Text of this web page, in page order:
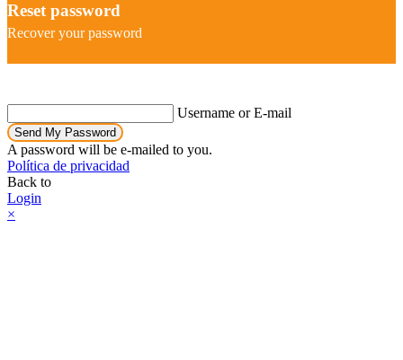
Reset password
Recover your password
Username or E-mail
Send My Password
A password will be e-mailed to you.
Política de privacidad
Back to
Login
×